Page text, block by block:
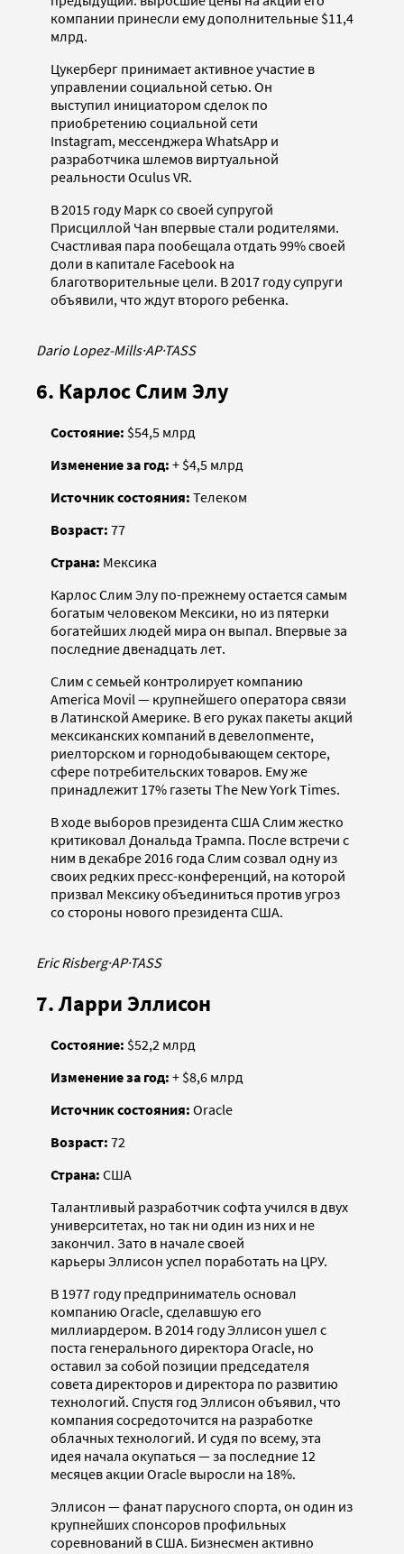
компании принесли ему дополнительные $11,4
млрд.
Цукерберг принимает активное участие в
управлении социальной сетью. Он
выступил инициатором сделок по
приобретению социальной сети
Instagram, мессенджера WhatsApp и
разработчика шлемов виртуальной
реальности Oculus VR.
В 2015 году Марк со своей супругой
Присциллой Чан впервые стали родителями.
Счастливая пара пообещала отдать 99% своей
доли в капитале Facebook на
благотворительные цели. В 2017 году супруги
объявили, что ждут второго ребенка.
Dario Lopez-Mills·AP·TASS
6. Карлос Слим Элу
Состояние: $54,5 млрд
Изменение за год: + $4,5 млрд
Источник состояния: Телеком
Возраст: 77
Страна: Мексика
Карлос Слим Элу по-прежнему остается самым
богатым человеком Мексики, но из пятерки
богатейших людей мира он выпал. Впервые за
последние двенадцать лет.
Слим с семьей контролирует компанию
America Movil — крупнейшего оператора связи
в Латинской Америке. В его руках пакеты акций
мексиканских компаний в девелопменте,
риелторском и горнодобывающем секторе,
сфере потребительских товаров. Ему же
принадлежит 17% газеты The New York Times.
В ходе выборов президента США Слим жестко
критиковал Дональда Трампа. После встречи с
ним в декабре 2016 года Слим созвал одну из
своих редких пресс-конференций, на которой
призвал Мексику объединиться против угроз
со стороны нового президента США.
Eric Risberg·AP·TASS
7. Ларри Эллисон
Состояние: $52,2 млрд
Изменение за год: + $8,6 млрд
Источник состояния: Oracle
Возраст: 72
Страна: США
Талантливый разработчик софта учился в двух
университетах, но так ни один из них и не
закончил. Зато в начале своей
карьеры Эллисон успел поработать на ЦРУ.
В 1977 году предприниматель основал
компанию Oracle, сделавшую его
миллиардером. В 2014 году Эллисон ушел с
поста генерального директора Oracle, но
оставил за собой позиции председателя
совета директоров и директора по развитию
технологий. Спустя год Эллисон объявил, что
компания сосредоточится на разработке
облачных технологий. И судя по всему, эта
идея начала окупаться — за последние 12
месяцев акции Oracle выросли на 18%.
Эллисон — фанат парусного спорта, он один из
крупнейших спонсоров профильных
соревнований в США. Бизнесмен активно